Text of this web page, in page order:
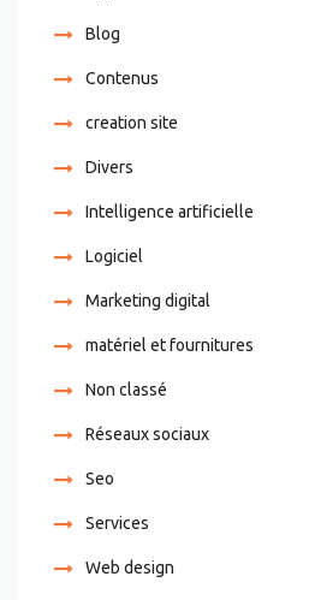
Blog
Contenus
creation site
Divers
Intelligence artificielle
Logiciel
Marketing digital
matériel et fournitures
Non classé
Réseaux sociaux
Seo
Services
Web design